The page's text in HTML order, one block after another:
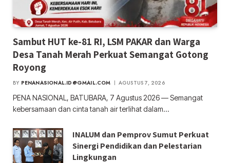
Sambut HUT ke-81 RI, LSM PAKAR dan Warga
Desa Tanah Merah Perkuat Semangat Gotong
Royong
BY PENANASIONAL.ID@GMAIL.COM AGUSTUS 7, 2026
PENA NASIONAL, BATUBARA, 7 Agustus 2026 — Semangat
kebersamaan dan cinta tanah air terlihat dalam…
INALUM dan Pemprov Sumut Perkuat
Sinergi Pendidikan dan Pelestarian
Lingkungan